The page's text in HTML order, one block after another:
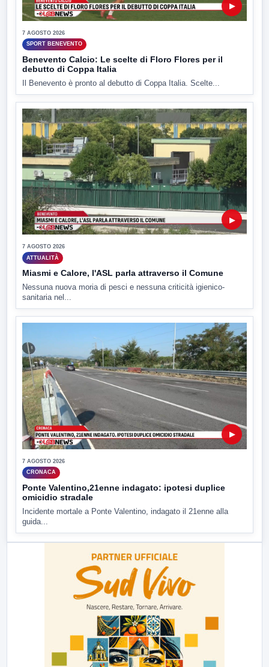
▶
7 AGOSTO 2026
SPORT BENEVENTO
Benevento Calcio: Le scelte di Floro Flores per il
debutto di Coppa Italia
Il Benevento è pronto al debutto di Coppa Italia. Scelte...
▶
7 AGOSTO 2026
ATTUALITÀ
Miasmi e Calore, l'ASL parla attraverso il Comune
Nessuna nuova moria di pesci e nessuna criticità igienico-
sanitaria nel...
▶
7 AGOSTO 2026
CRONACA
Ponte Valentino,21enne indagato: ipotesi duplice
omicidio stradale
Incidente mortale a Ponte Valentino, indagato il 21enne alla
guida...